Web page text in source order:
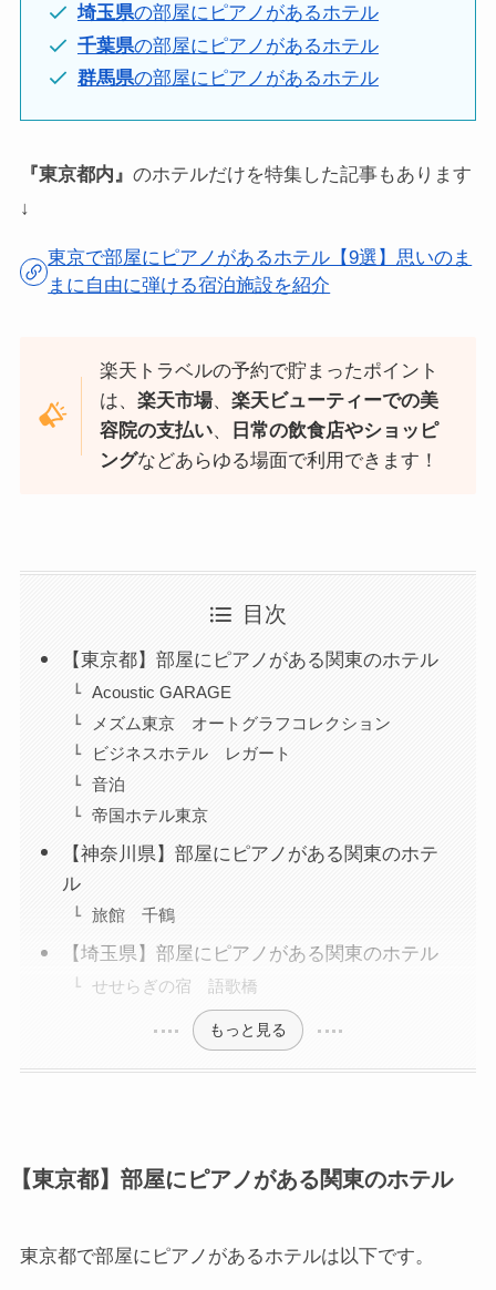
埼玉県の部屋にピアノがあるホテル
千葉県の部屋にピアノがあるホテル
群馬県の部屋にピアノがあるホテル
『東京都内』 のホテルだけを特集した記事もあります
↓
東京で部屋にピアノがあるホテル【9選】思いのま
まに自由に弾ける宿泊施設を紹介
楽天トラベルの予約で貯まったポイント
は、楽天市場、楽天ビューティーでの美
容院の支払い、
日常の飲食店やショッピ
ングなどあらゆる場面で利用できます！
目次
【東京都】部屋にピアノがある関東のホテル
Acoustic GARAGE
メズム東京 オートグラフコレクション
ビジネスホテル レガート
音泊
帝国ホテル東京
【神奈川県】部屋にピアノがある関東のホテ
ル
旅館 千鶴
【埼玉県】部屋にピアノがある関東のホテル
せせらぎの宿 語歌橋
もっと見る
【東京都】部屋にピアノがある関東のホテル
東京都で部屋にピアノがあるホテルは以下です。